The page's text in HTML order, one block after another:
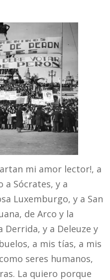
mi amor lector!, a
a Sócrates, y a
Luxemburgo, y a San
de Arco y la
Derrida, y a Deleuze y
a mis tías, a mis
seres humanos,
La quiero porque